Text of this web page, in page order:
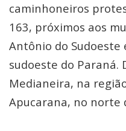
caminhoneiros
163, próximos aos
Antônio do Sudoeste
sudoeste do Paraná.
Medianeira, na
Apucarana, no norte